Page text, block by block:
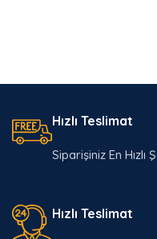
Hızlı Teslimat
Siparişiniz En Hızlı
Hızlı Teslimat